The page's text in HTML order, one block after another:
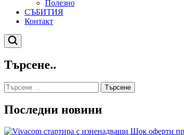
Полезно
СЪБИТИЯ
Контакт
Търсене
Търсене..
Търсене
за:
Последни новини